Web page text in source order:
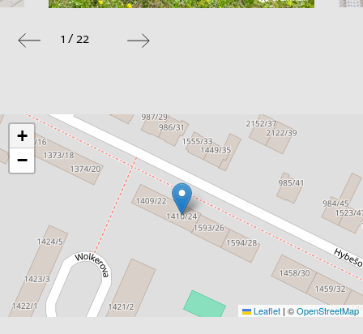
1 / 22
+
−
Leaflet | ©OpenStreetMap